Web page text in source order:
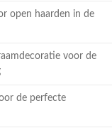
open haarden in de
voor de
de perfecte